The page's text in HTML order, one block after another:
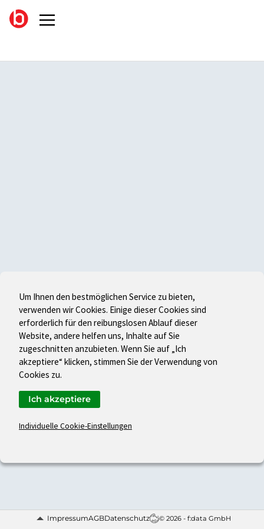
ImpressumAGBDatenschutz © 2026 - f:data GmbH
Um Ihnen den bestmöglichen Service zu bieten,
verwenden wir Cookies. Einige dieser Cookies sind
erforderlich für den reibungslosen Ablauf dieser
Website, andere helfen uns, Inhalte auf Sie
zugeschnitten anzubieten. Wenn Sie auf „Ich
akzeptiere“ klicken, stimmen Sie der Verwendung von
Cookies zu.
Individuelle Cookie-Einstellungen
Ich akzeptiere